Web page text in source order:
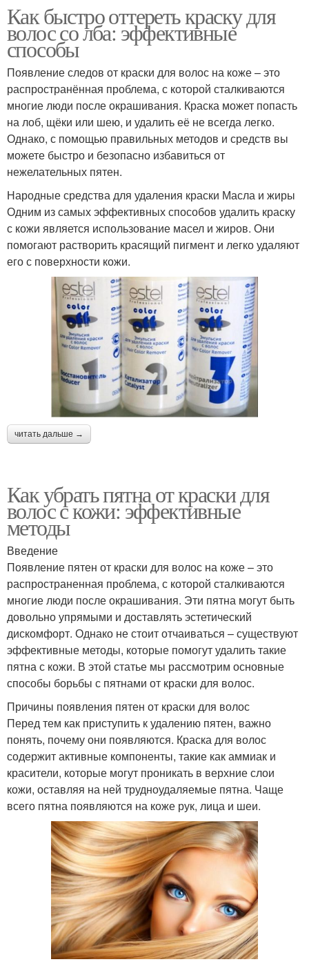
Как быстро оттереть краску для
волос со лба: эффективные
способы
Появление следов от краски для волос на коже – это
распространённая проблема, с которой сталкиваются
многие люди после окрашивания. Краска может попасть
на лоб, щёки или шею, и удалить её не всегда легко.
Однако, с помощью правильных методов и средств вы
можете быстро и безопасно избавиться от
нежелательных пятен.
Народные средства для удаления краски Масла и жиры
Одним из самых эффективных способов удалить краску
с кожи является использование масел и жиров. Они
помогают растворить красящий пигмент и легко удаляют
его с поверхности кожи.
читать дальше →
Как убрать пятна от краски для
волос с кожи: эффективные
методы
Введение
Появление пятен от краски для волос на коже – это
распространенная проблема, с которой сталкиваются
многие люди после окрашивания. Эти пятна могут быть
довольно упрямыми и доставлять эстетический
дискомфорт. Однако не стоит отчаиваться – существуют
эффективные методы, которые помогут удалить такие
пятна с кожи. В этой статье мы рассмотрим основные
способы борьбы с пятнами от краски для волос.
Причины появления пятен от краски для волос
Перед тем как приступить к удалению пятен, важно
понять, почему они появляются. Краска для волос
содержит активные компоненты, такие как аммиак и
красители, которые могут проникать в верхние слои
кожи, оставляя на ней трудноудаляемые пятна. Чаще
всего пятна появляются на коже рук, лица и шеи.